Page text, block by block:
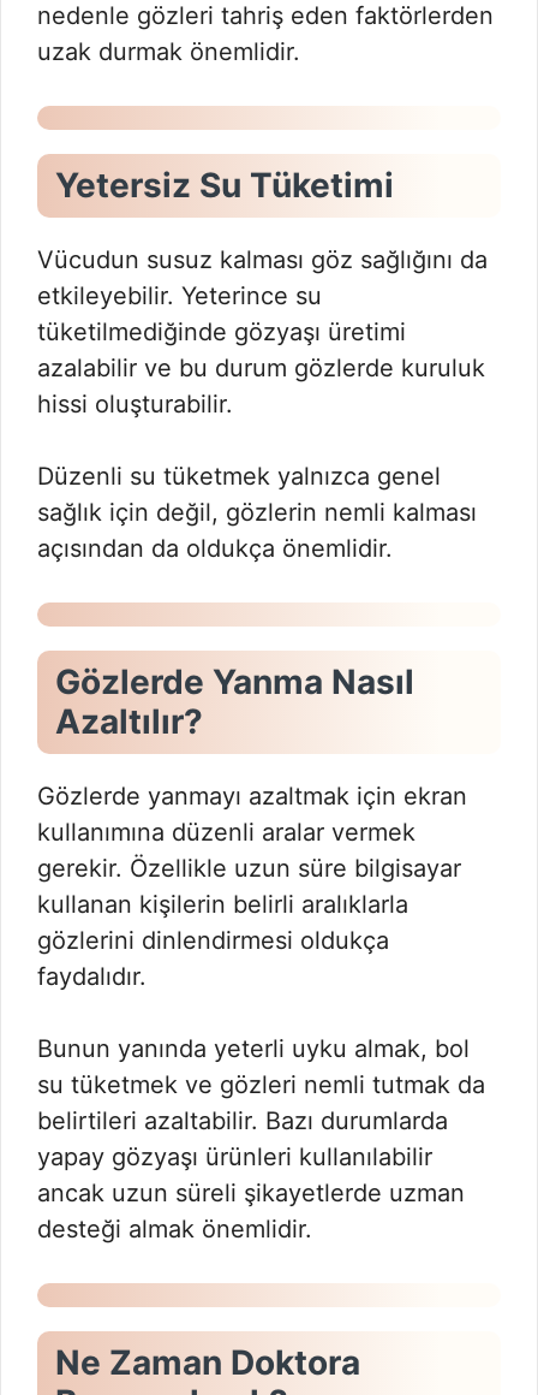
nedenle gözleri tahriş eden faktörlerden
uzak durmak önemlidir.
Yetersiz Su Tüketimi
Vücudun susuz kalması göz sağlığını da
etkileyebilir. Yeterince su
tüketilmediğinde gözyaşı üretimi
azalabilir ve bu durum gözlerde kuruluk
hissi oluşturabilir.
Düzenli su tüketmek yalnızca genel
sağlık için değil, gözlerin nemli kalması
açısından da oldukça önemlidir.
Gözlerde Yanma Nasıl
Azaltılır?
Gözlerde yanmayı azaltmak için ekran
kullanımına düzenli aralar vermek
gerekir. Özellikle uzun süre bilgisayar
kullanan kişilerin belirli aralıklarla
gözlerini dinlendirmesi oldukça
faydalıdır.
Bunun yanında yeterli uyku almak, bol
su tüketmek ve gözleri nemli tutmak da
belirtileri azaltabilir. Bazı durumlarda
yapay gözyaşı ürünleri kullanılabilir
ancak uzun süreli şikayetlerde uzman
desteği almak önemlidir.
Ne Zaman Doktora